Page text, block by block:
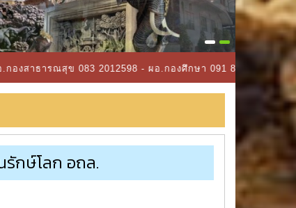
- ผอ.กองศึกษา 091 8532945 - ผอ.กองคลัง 082
กษ์โลก อถล.